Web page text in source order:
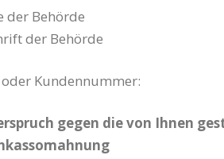
der Behörde
der Behörde
Kundennummer:
gegen die von Ihnen